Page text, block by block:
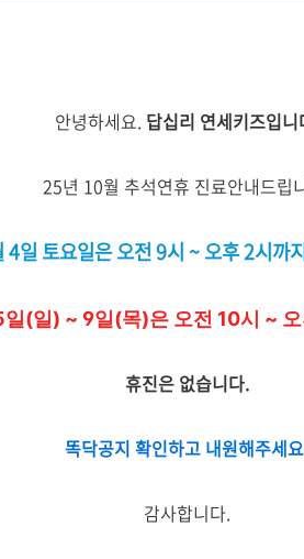
안녕하세요. 답십리 연세키즈입니
25년 10월 추석연휴 진료안내드립
4일 토요일은 오전 9시 ~ 오후 2시까
(일) ~ 9일(목)은 오전 10시 ~
휴진은 없습니다.
똑닥공지 확인하고 내원해주세
감사합니다.